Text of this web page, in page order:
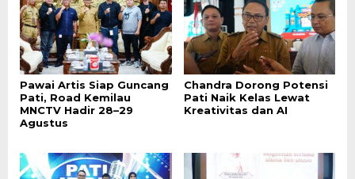
Pawai Artis Siap Guncang
Pati, Road Kemilau
MNCTV Hadir 28–29
Agustus
Chandra Dorong Potensi
Pati Naik Kelas Lewat
Kreativitas dan AI